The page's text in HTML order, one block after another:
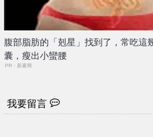
腹部脂肪的「剋星」找到了，常吃這
囊，瘦出小蠻腰
PR・新素簡
我要留言